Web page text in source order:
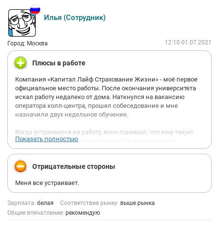
Илья (Сотрудник)
Город: Москва 12:10 01.07.2021
Плюсы в работе
Компания «Капитал Лайф Страхование Жизни» - моё первое
официальное место работы. После окончания университета
искал работу недалеко от дома. Наткнулся на вакансию
оператора колл-центра, прошел собеседование и мне
назначили двух недельное обучение.
Когда устраивался на работу, ясно понимал, что хочу такую
деятельность, чтобы смог помогать людям решать их
вопросы и задачи, поэтому и рассмотрел должность
человека, который удалённо, по телефону будет это делать.
Во время обучения удалось поближе познакомиться со своим
работу и получше узнать о самой компании.
Очень понравился рабочий коллектив и отношение
руководителя ко мне, который с первых дней обучения сразу
дал понять, что я справлюсь с работой и что у меня всё
получится, что это место – то, что мне нужно в данный
Показать полностью
Отрицательные стороны
Меня все устраивает.
Зарплата: белая Соответствие рынку: выше рынка
Общее впечатление: рекомендую